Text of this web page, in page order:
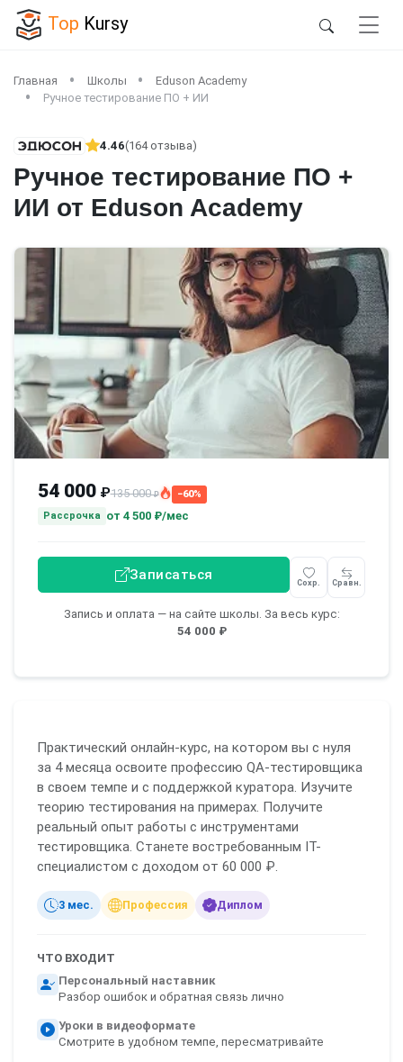
Top Kursy
Главная Школы
Eduson Academy
Ручное тестирование ПО + ИИ
4.46(164 отзыва)
Ручное тестирование ПО +
ИИ от Eduson Academy
Практический онлайн-курс, на котором вы с нуля
за 4 месяца освоите профессию QA-тестировщика
в своем темпе и с поддержкой куратора. Изучите
теорию тестирования на примерах. Получите
реальный опыт работы с инструментами
тестировщика. Станете востребованным IT-
специалистом с доходом от 60 000 ₽.
3 мес. Профессия Диплом
ЧТО ВХОДИТ
Персональный наставник
Разбор ошибок и обратная связь лично
Уроки в видеоформате
Смотрите в удобном темпе, пересматривайте
54 000₽135 000₽
−60%
Рассрочка
от 4 500 ₽/мес
Записаться Сохр. Сравн.
Запись и оплата — на сайте школы. За весь курс:
54 000 ₽